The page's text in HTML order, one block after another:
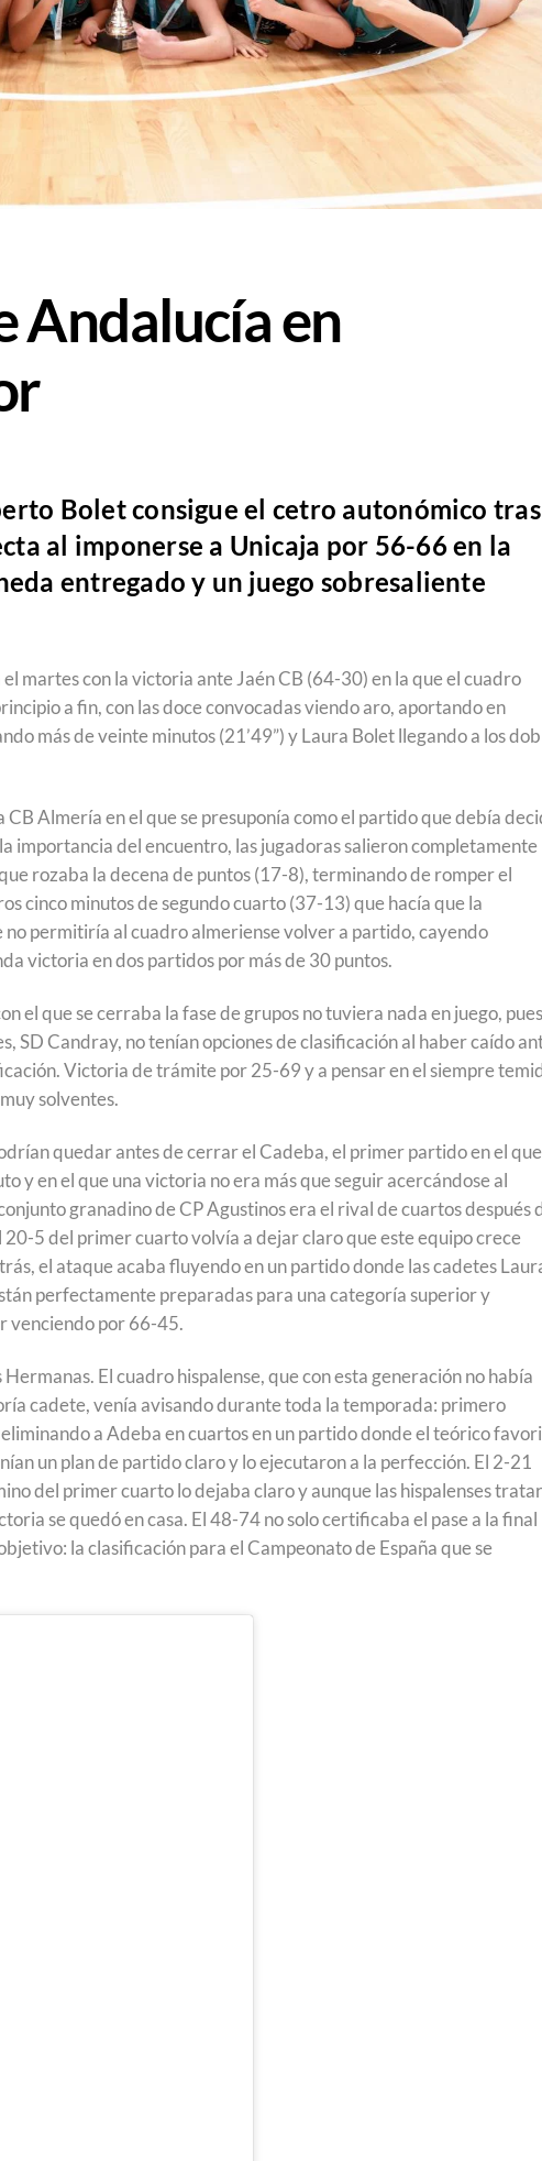
Andalucía en
Bolet consigue el cetro autonómico tras
al imponerse a Unicaja por 56-66 en la
entregado y un juego sobresaliente
martes con la victoria ante Jaén CB (64-30) en la que el cuadro
a fin, con las doce convocadas viendo aro, aportando en
más de veinte minutos (21’49”) y Laura Bolet llegando a los
Almería en el que se presuponía como el partido que debía
importancia del encuentro, las jugadoras salieron completamente
rozaba la decena de puntos (17-8), terminando de romper el
cinco minutos de segundo cuarto (37-13) que hacía que la
permitiría al cuadro almeriense volver a partido, cayendo
victoria en dos partidos por más de 30 puntos.
el que se cerraba la fase de grupos no tuviera nada en juego,
SD Candray, no tenían opciones de clasificación al haber caído
Victoria de trámite por 25-69 y a pensar en el siempre
solventes.
quedar antes de cerrar el Cadeba, el primer partido en el que
y en el que una victoria no era más que seguir acercándose al
granadino de CP Agustinos era el rival de cuartos después
5 del primer cuarto volvía a dejar claro que este equipo crece
el ataque acaba fluyendo en un partido donde las cadetes
perfectamente preparadas para una categoría superior y
venciendo por 66-45.
El cuadro hispalense, que con esta generación no había
cadete, venía avisando durante toda la temporada: primero
a Adeba en cuartos en un partido donde el teórico
un plan de partido claro y lo ejecutaron a la perfección. El 2-21
del primer cuarto lo dejaba claro y aunque las hispalenses
se quedó en casa. El 48-74 no solo certificaba el pase a la final
la clasificación para el Campeonato de España que se